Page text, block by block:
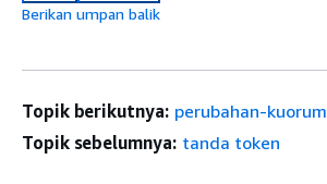
Berikan umpan balik
Topik berikutnya: perubahan-kuorum
Topik sebelumnya: tanda token